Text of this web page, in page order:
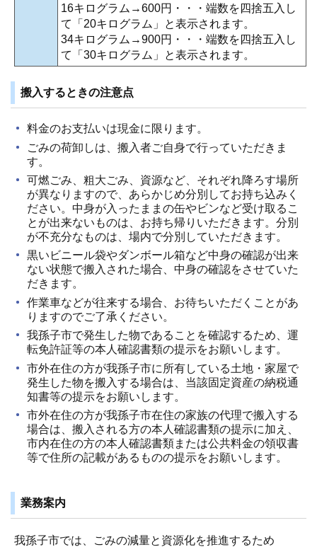
16キログラム→600円・・・端数を四捨五入し
て「20キログラム」と表示されます。
34キログラム→900円・・・端数を四捨五入し
て「30キログラム」と表示されます。
搬入するときの注意点
料金のお支払いは現金に限ります。
ごみの荷卸しは、搬入者ご自身で行っていただきま
す。
可燃ごみ、粗大ごみ、資源など、それぞれ降ろす場所
が異なりますので、あらかじめ分別してお持ち込みく
ださい。中身が入ったままの缶やビンなど受け取るこ
とが出来ないものは、お持ち帰りいただきます。分別
が不充分なものは、場内で分別していただきます。
黒いビニール袋やダンボール箱など中身の確認が出来
ない状態で搬入された場合、中身の確認をさせていた
だきます。
作業車などが往来する場合、お待ちいただくことがあ
りますのでご了承ください。
我孫子市で発生した物であることを確認するため、運
転免許証等の本人確認書類の提示をお願いします。
市外在住の方が我孫子市に所有している土地・家屋で
発生した物を搬入する場合は、当該固定資産の納税通
知書等の提示をお願いします。
市外在住の方が我孫子市在住の家族の代理で搬入する
場合は、搬入される方の本人確認書類の提示に加え、
市内在住の方の本人確認書類または公共料金の領収書
等で住所の記載があるものの提示をお願いします。
業務案内
我孫子市では、ごみの減量と資源化を推進するため